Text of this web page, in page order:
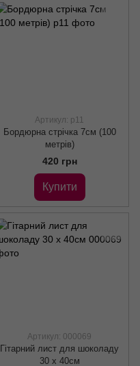
Артикул: р11
Бордюрна стрічка 7см (100
метрів)
420 грн
Купити
Артикул: 000069
Гітарний лист для шоколаду
30 х 40см